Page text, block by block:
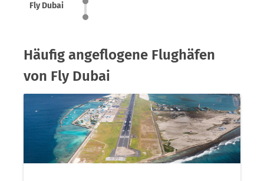
Fly Dubai
Häufig angeflogene Flughäfen
von Fly Dubai